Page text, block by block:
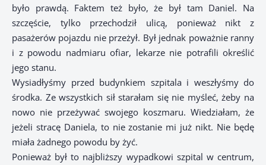
było prawdą. Faktem też było, że był tam Daniel. Na
szczęście, tylko przechodził ulicą, ponieważ nikt z
pasażerów pojazdu nie przeżył. Był jednak poważnie ranny
i z powodu nadmiaru ofiar, lekarze nie potrafili określić
jego stanu.
Wysiadłyśmy przed budynkiem szpitala i weszłyśmy do
środka. Ze wszystkich sił starałam się nie myśleć, żeby na
nowo nie przeżywać swojego koszmaru. Wiedziałam, że
jeżeli stracę Daniela, to nie zostanie mi już nikt. Nie będę
miała żadnego powodu by żyć.
Ponieważ był to najbliższy wypadkowi szpital w centrum,